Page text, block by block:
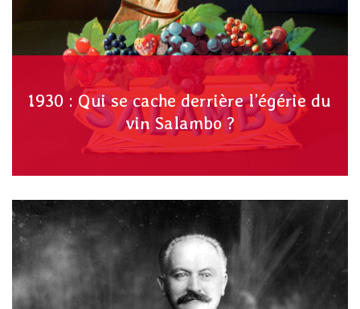
1930 : Qui se cache derrière l’égérie du
vin Salambo ?